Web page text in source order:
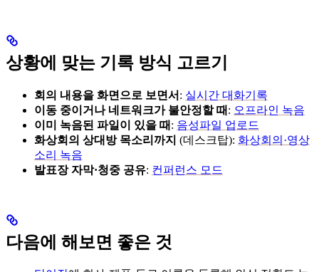
상황에 맞는 기록 방식 고르기
회의 내용을 화면으로 보면서 : 실시간 대화기록
이동 중이거나 네트워크가 불안정할 때 : 오프라인 녹음
이미 녹음된 파일이 있을 때 : 음성파일 업로드
화상회의 상대방 목소리까지 (데스크탑): 화상회의·영상
소리 녹음
발표장 자막·청중 공유: 컨퍼런스 모드
다음에 해보면 좋은 것